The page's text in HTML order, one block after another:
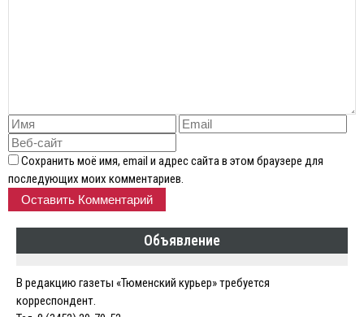
Сохранить моё имя, email и адрес сайта в этом браузере для
последующих моих комментариев.
Объявление
В редакцию газеты «Тюменский курьер» требуется
корреспондент.